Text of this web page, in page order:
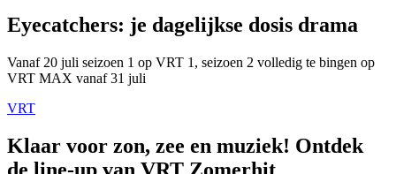
Eyecatchers: je dagelijkse dosis drama
Vanaf 20 juli seizoen 1 op VRT 1, seizoen 2 volledig te bingen op
VRT MAX vanaf 31 juli
VRT
Klaar voor zon, zee en muziek! Ontdek
de line-up van VRT Zomerhit